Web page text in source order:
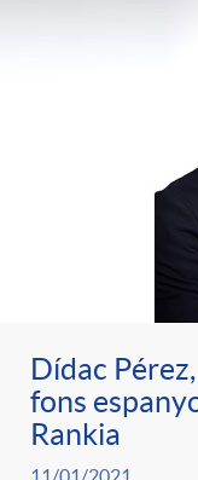
Dídac
fons
Rankia